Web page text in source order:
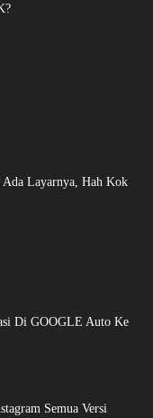
Layarnya, Hah Kok
Di GOOGLE Auto Ke
Semua Versi